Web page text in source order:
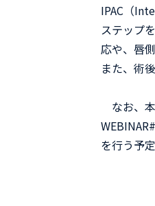
IPAC（
ステップ
応や、唇
また、術
なお、
を行う予